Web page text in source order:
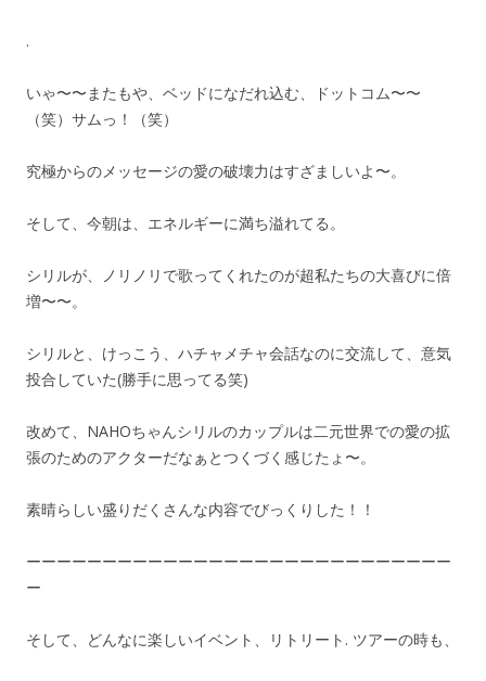
.
いゃ〜〜またもや、ベッドになだれ込む、ドットコム〜〜
（笑）サムっ！（笑）
究極からのメッセージの愛の破壊力はすざましいよ〜。
そして、今朝は、エネルギーに満ち溢れてる。
シリルが、ノリノリで歌ってくれたのが超私たちの大喜びに倍
増〜〜。
シリルと、けっこう、ハチャメチャ会話なのに交流して、意気
投合していた(勝手に思ってる笑)
改めて、NAHOちゃんシリルのカップルは二元世界での愛の拡
張のためのアクターだなぁとつくづく感じたょ〜。
素晴らしい盛りだくさんな内容でびっくりした！！
ーーーーーーーーーーーーーーーーーーーーーーーーーーーー
ー
そして、どんなに楽しいイベント、リトリート. ツアーの時も、